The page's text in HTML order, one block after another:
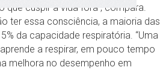
cuspir a vida fora”, compara.
ter essa consciência, a maioria das
da capacidade respiratória. “Uma
a respirar, em pouco tempo
melhora no desempenho em